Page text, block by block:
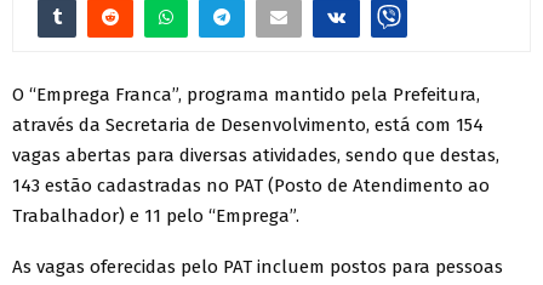
O “Emprega Franca”, programa mantido pela Prefeitura,
através da Secretaria de Desenvolvimento, está com 154
vagas abertas para diversas atividades, sendo que destas,
143 estão cadastradas no PAT (Posto de Atendimento ao
Trabalhador) e 11 pelo “Emprega”.
As vagas oferecidas pelo PAT incluem postos para pessoas